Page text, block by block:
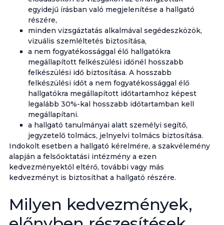
egyidejű írásban való megjelenítése a hallgató
részére,
minden vizsgáztatás alkalmával segédeszközök,
vizuális szemléltetés biztosítása,
a nem fogyatékossággal élő hallgatókra
megállapított felkészülési időnél hosszabb
felkészülési idő biztosítása. A hosszabb
felkészülési időt a nem fogyatékossággal élő
hallgatókra megállapított időtartamhoz képest
legalább 30%-kal hosszabb időtartamban kell
megállapítani.
a hallgató tanulmányai alatt személyi segítő,
jegyzetelő tolmács, jelnyelvi tolmács biztosítása.
Indokolt esetben a hallgató kérelmére, a szakvélemény
alapján a felsőoktatási intézmény a ezen
kedvezményektől eltérő, további vagy más
kedvezményt is biztosíthat a hallgató részére.
Milyen kedvezmények,